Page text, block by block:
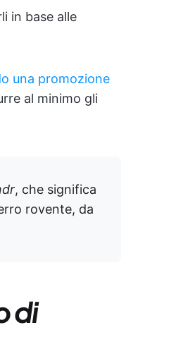
in base alle
una promozione
al minimo gli
, che significa
rovente, da
di